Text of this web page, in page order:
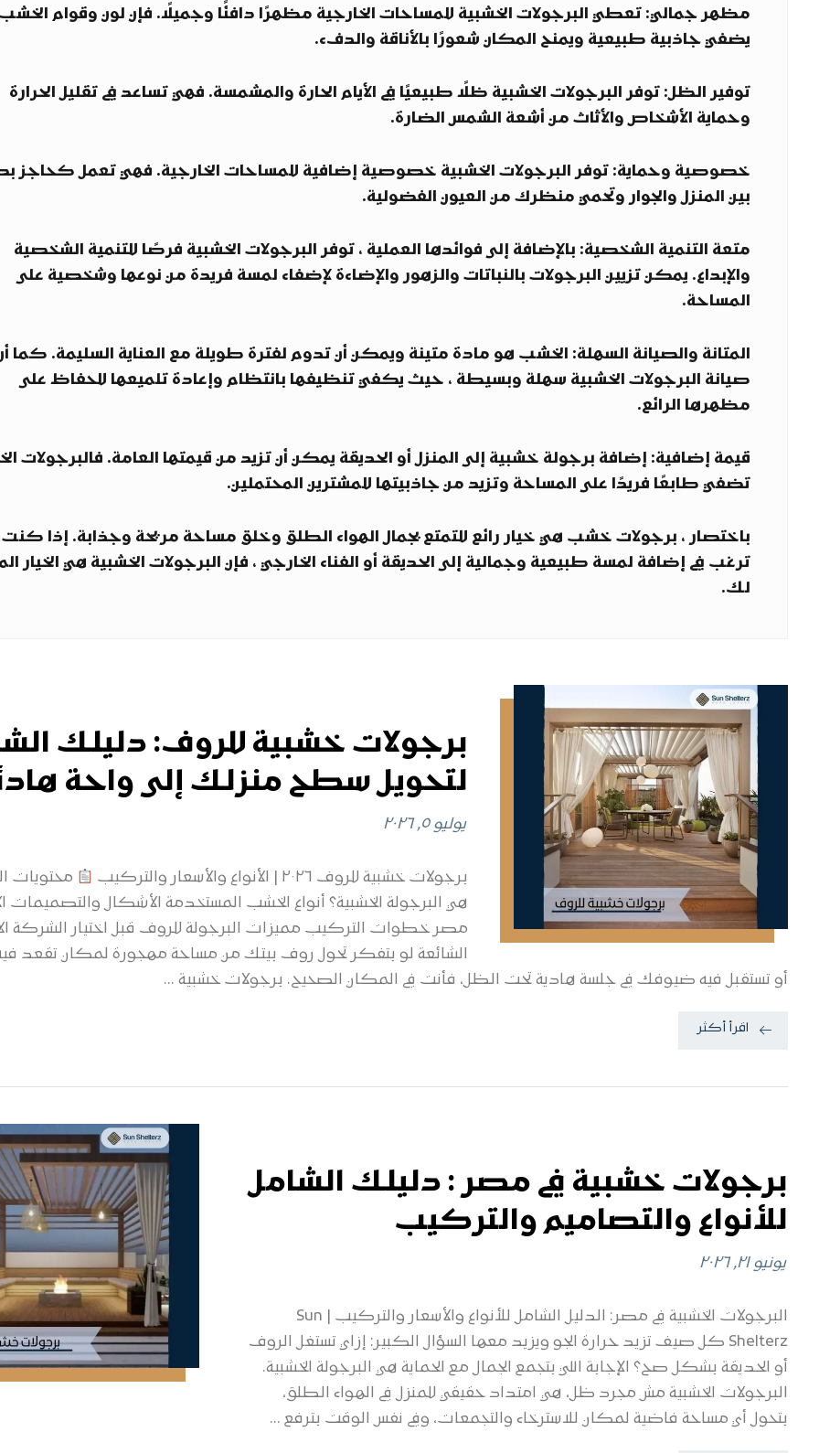
مظهر جمالي: تعطي البرجولات الخشبية للمساحات الخارجية مظهرًا دافئًا وجميلًا. فإن لون وقوام الخشب
يضفي جاذبية طبيعية ويمنح المكان شعورًا بالأناقة والدفء.
توفير الظل: توفر البرجولات الخشبية ظلًا طبيعيًا في الأيام الحارة والمشمسة. فهي تساعد في تقليل الحرارة
وحماية الأشخاص والأثاث من أشعة الشمس الضارة.
خصوصية وحماية: توفر البرجولات الخشبية خصوصية إضافية للمساحات الخارجية. فهي تعمل كحاجز
بين المنزل والجوار وتحمي منظرك من العيون الفضولية.
متعة التنمية الشخصية: بالإضافة إلى فوائدها العملية ، توفر البرجولات الخشبية فرصًا للتنمية الشخصية
والإبداع. يمكن تزيين البرجولات بالنباتات والزهور والإضاءة لإضفاء لمسة فريدة من نوعها وشخصية على
المساحة.
المتانة والصيانة السهلة: الخشب هو مادة متينة ويمكن أن تدوم لفترة طويلة مع العناية السليمة. كما
صيانة البرجولات الخشبية سهلة وبسيطة ، حيث يكفي تنظيفها بانتظام وإعادة تلميعها للحفاظ على
مظهرها الرائع.
قيمة إضافية: إضافة برجولة خشبية إلى المنزل أو الحديقة يمكن أن تزيد من قيمتها العامة. فالبرجولات
تضفي طابعًا فريدًا على المساحة وتزيد من جاذبيتها للمشترين المحتملين.
باختصار ، برجولات خشب هي خيار رائع للتمتع بجمال الهواء الطلق وخلق مساحة مريحة وجذابة. إذا كنت
ترغب في إضافة لمسة طبيعية وجمالية إلى الحديقة أو الفناء الخارجي ، فإن البرجولات الخشبية هي الخيار
لك.
برجولات خشبية للروف: دليلك
لتحويل سطح منزلك إلى واحة
يوليو ٥, ٢٠٢٦
برجولات خشبية للروف ٢٠٢٦ | الأنواع والأسعار والتركيب
محتويات
هي البرجولة الخشبية؟ أنواع الخشب المستخدمة الأشكال والتصميمات
مصر خطوات التركيب مميزات البرجولة للروف قبل اختيار الشركة
الشائعة لو بتفكر تحول روف بيتك من مساحة مهجورة لمكان تقعد
أو تستقبل فيه ضيوفك في جلسة هادية تحت الظل، فأنت في المكان الصحيح. برجولات خشبية ...
اقرأ أكثر
برجولات خشبية في مصر : دليلك الشامل
للأنواع والتصاميم والتركيب
يونيو ٢١, ٢٠٢٦
البرجولات الخشبية في مصر: الدليل الشامل للأنواع والأسعار والتركيب | Sun
Shelterz كل صيف تزيد حرارة الجو ويزيد معها السؤال الكبير: إزاي تستغل الروف
أو الحديقة بشكل صح؟ الإجابة اللي بتجمع الجمال مع الحماية هي البرجولة الخشبية.
البرجولات الخشبية مش مجرد ظل، هي امتداد حقيقي للمنزل في الهواء الطلق،
بتحول أي مساحة فاضية لمكان للاسترخاء والتجمعات، وفي نفس الوقت بترفع ...